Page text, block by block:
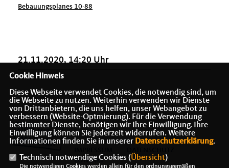
Bebauungsplanes 10-88
21.11.2020, 14:20 Uhr
KONTAKT
Cookie Hinweis
Diese Webseite verwendet Cookies, die notwendig sind, um
die Webseite zu nutzen. Weiterhin verwenden wir Dienste
von Drittanbietern, die uns helfen, unser Webangebot zu
verbessern (Website-Optmierung). Für die Verwendung
bestimmter Dienste, benötigen wir Ihre Einwilligung. Ihre
Einwilligung können Sie jederzeit widerrufen. Weitere
Informationen finden Sie in unserer Datenschutzerklärung.
Technisch notwendige Cookies (Übersicht)
Die notwendigen Cookies werden allein für den ordnungsgemäßen